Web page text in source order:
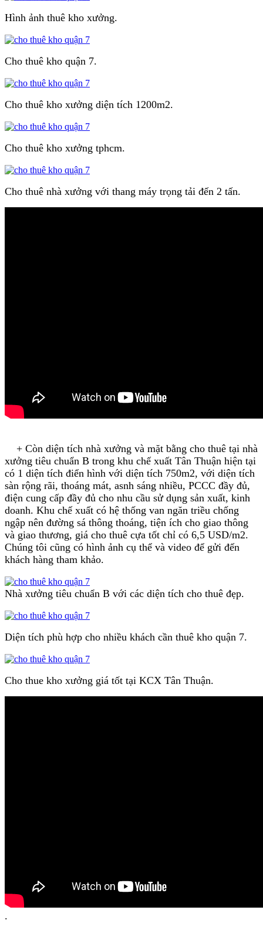
Hình ảnh thuê kho xưởng.
Cho thuê kho quận 7.
Cho thuê kho xưởng diện tích 1200m2.
Cho thuê kho xưởng tphcm.
Cho thuê nhà xưởng với thang máy trọng tải đến 2 tấn.
+ Còn diện tích nhà xưởng và mặt bằng cho thuê tại nhà
xưởng tiêu chuẩn B trong khu chế xuất Tân Thuận hiện tại
có 1 diện tích điển hình với diện tích 750m2, với diện tích
sàn rộng rãi, thoáng mát, asnh sáng nhiều, PCCC đầy đủ,
điện cung cấp đầy đủ cho nhu cầu sử dụng sản xuất, kinh
doanh. Khu chế xuất có hệ thống van ngăn triều chống
ngập nên đường sá thông thoáng, tiện ích cho giao thông
và giao thương, giá cho thuê cựa tốt chỉ có 6,5 USD/m2.
Chúng tôi cũng có hình ảnh cụ thể và video để gửi đến
khách hàng tham khảo.
Nhà xưởng tiêu chuẩn B với các diện tích cho thuê đẹp.
Diện tích phù hợp cho nhiều khách cần thuê kho quận 7.
Cho thue kho xưởng giá tốt tại KCX Tân Thuận.
.